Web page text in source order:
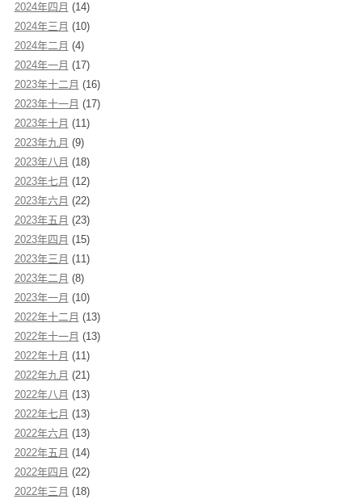
2024年四月 (14)
2024年三月 (10)
2024年二月 (4)
2024年一月 (17)
2023年十二月 (16)
2023年十一月 (17)
2023年十月 (11)
2023年九月 (9)
2023年八月 (18)
2023年七月 (12)
2023年六月 (22)
2023年五月 (23)
2023年四月 (15)
2023年三月 (11)
2023年二月 (8)
2023年一月 (10)
2022年十二月 (13)
2022年十一月 (13)
2022年十月 (11)
2022年九月 (21)
2022年八月 (13)
2022年七月 (13)
2022年六月 (13)
2022年五月 (14)
2022年四月 (22)
2022年三月 (18)